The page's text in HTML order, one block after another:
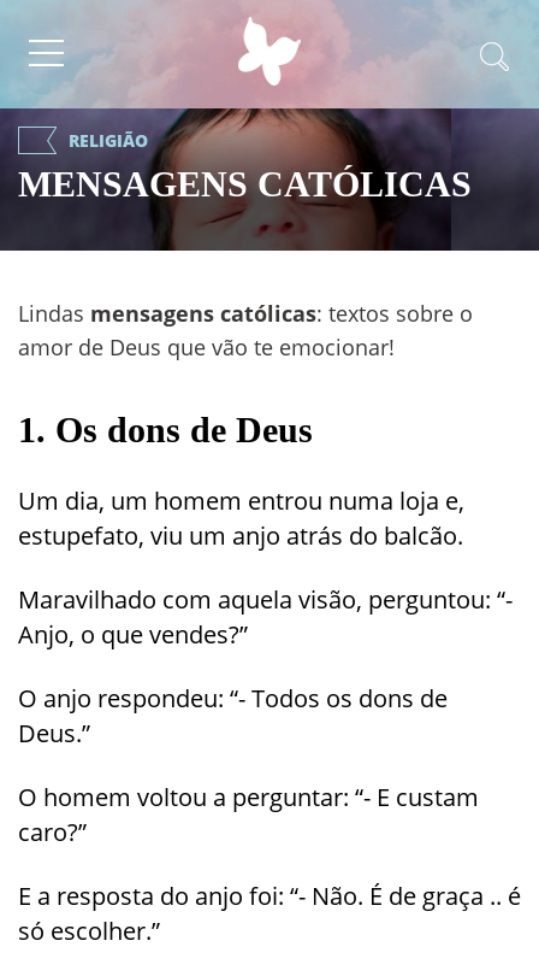
RELIGIÃO
MENSAGENS CATÓLICAS
Lindas mensagens católicas: textos sobre o
amor de Deus que vão te emocionar!
1. Os dons de Deus
Um dia, um homem entrou numa loja e,
estupefato, viu um anjo atrás do balcão.
Maravilhado com aquela visão, perguntou: “-
Anjo, o que vendes?”
O anjo respondeu: “- Todos os dons de
Deus.”
O homem voltou a perguntar: “- E custam
caro?”
E a resposta do anjo foi: “- Não. É de graça .. é
só escolher.”